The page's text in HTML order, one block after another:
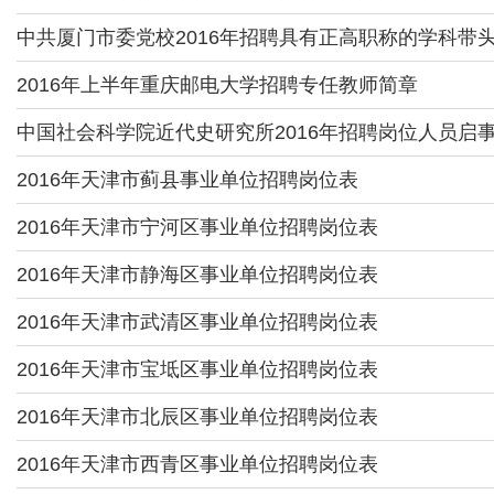
中共厦门市委党校2016年招聘具有正高职称的学科带
2016年上半年重庆邮电大学招聘专任教师简章
中国社会科学院近代史研究所2016年招聘岗位人员启
2016年天津市蓟县事业单位招聘岗位表
2016年天津市宁河区事业单位招聘岗位表
2016年天津市静海区事业单位招聘岗位表
2016年天津市武清区事业单位招聘岗位表
2016年天津市宝坻区事业单位招聘岗位表
2016年天津市北辰区事业单位招聘岗位表
2016年天津市西青区事业单位招聘岗位表